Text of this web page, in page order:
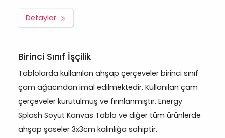
Detaylar
Birinci Sınıf İşçilik
Tablolarda kullanılan ahşap çerçeveler birinci sınıf
çam ağacından imal edilmektedir. Kullanılan çam
çerçeveler kurutulmuş ve fırınlanmıştır. Energy
Splash Soyut Kanvas Tablo ve diğer tüm ürünlerde
ahşap şaseler 3x3cm kalınlığa sahiptir.